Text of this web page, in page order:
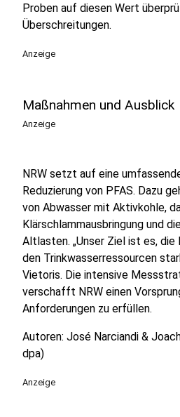
Proben auf diesen Wert
Überschreitungen.
Anzeige
Maßnahmen und Ausblick
Anzeige
NRW setzt auf eine
Reduzierung von PFAS. Dazu
von Abwasser mit Aktivkohle,
Klärschlammausbringung und
Altlasten. „Unser Ziel ist es,
den Trinkwasserressourcen
Vietoris. Die intensive
verschafft NRW einen
Anforderungen zu erfüllen.
Autoren: José Narciandi &
dpa)
Anzeige